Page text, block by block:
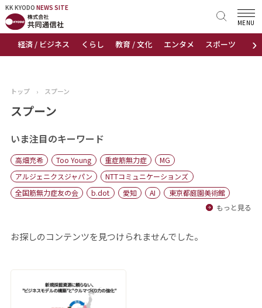
KK KYODO NEWS SITE
›
経済 / ビジネス くらし 教育 / 文化 エンタメ スポーツ 地域
MENU
KK KYODONEWS SITE
トップページ
ニュース
おすすめコンテンツ
出版物
会社概要
トップ › スプーン
スプーン
いま注目のキーワード
高畑充希 Too Young 重症筋無力症
MG
アルジェニクスジャパン
NTTコミュニケーションズ
全国筋無力症友の会
b.dot 愛知 AI
東京都庭園美術館
もっと見る
お探しのコンテンツを見つけられませんでした。